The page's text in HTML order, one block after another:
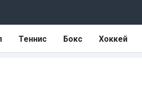
Теннис Бокс Хоккей